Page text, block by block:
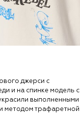
джерси с
и на спинке модель с
выполненными
методом трафаретной